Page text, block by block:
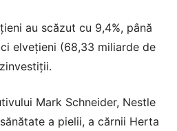
au scăzut cu 9,4%, până
elvețieni (68,33 miliarde de
Mark Schneider, Nestle
a pielii, a cărnii Herta